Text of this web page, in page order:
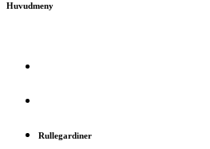
Huvudmeny
Rullegardiner